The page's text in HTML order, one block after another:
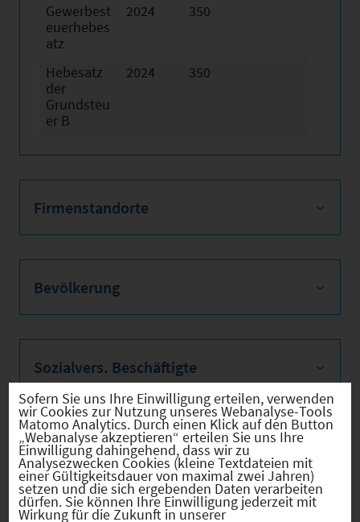
Gewerbest
euerhebes
atz
2024 350
Hebesatz
der
Grundsteu
er B
2024 350
Firmenstandorte
Bevölkerung
Sozialvers. Beschäftigte
Verkehrsinfrastruktur
Sofern Sie uns Ihre Einwilligung erteilen, verwenden
wir Cookies zur Nutzung unseres Webanalyse-Tools
Matomo Analytics. Durch einen Klick auf den Button
„Webanalyse akzeptieren“ erteilen Sie uns Ihre
Einwilligung dahingehend, dass wir zu
Analysezwecken Cookies (kleine Textdateien mit
einer Gültigkeitsdauer von maximal zwei Jahren)
setzen und die sich ergebenden Daten verarbeiten
dürfen. Sie können Ihre Einwilligung jederzeit mit
Wirkung für die Zukunft in unserer